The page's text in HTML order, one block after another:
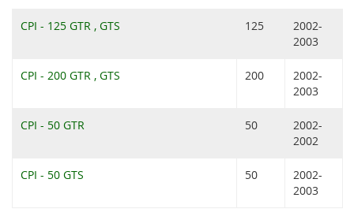
CPI - 125 GTR , GTS 125
2002-
2003
CPI - 200 GTR , GTS 200
2002-
2003
CPI - 50 GTR 50
2002-
2002
CPI - 50 GTS 50
2002-
2003